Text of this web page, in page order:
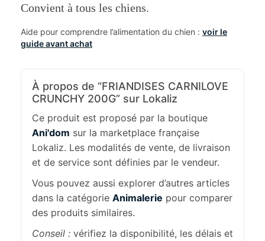
Convient à tous les chiens.
Aide pour comprendre l’alimentation du chien : voir le
guide avant achat
À propos de “FRIANDISES CARNILOVE
CRUNCHY 200G” sur Lokaliz
Ce produit est proposé par la boutique
Ani'dom sur la marketplace française
Lokaliz. Les modalités de vente, de livraison
et de service sont définies par le vendeur.
Vous pouvez aussi explorer d’autres articles
dans la catégorie Animalerie pour comparer
des produits similaires.
Conseil : vérifiez la disponibilité, les délais et